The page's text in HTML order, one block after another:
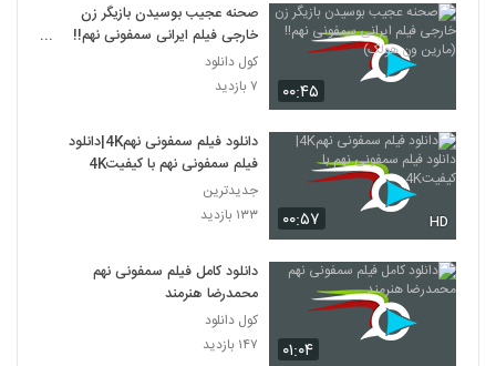
۰۰:۴۵
صحنه عجیب بوسیدن بازیگر زن‌
خارجی فیلم‌ ایرانی سمفونی نهم!!
(مارین ون هولک)
کول دانلود
۷ بازدید
۰۰:۵۷ HD
دانلود فیلم سمفونی نهم4K|دانلود
فیلم سمفونی نهم با کیفیت4K
جدیدترین
۱۳۳ بازدید
۰۱:۰۴
دانلود کامل فیلم سمفونی نهم
محمدرضا هنرمند
کول دانلود
۱۴۷ بازدید